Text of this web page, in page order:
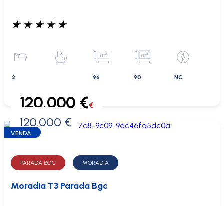
★ ★ ★ ★ ★
2 96 90 NC
0 €
120.000 €€
120.000 €
VENDA
PARADA BGC MORADIA
Moradia T3 Parada Bgc